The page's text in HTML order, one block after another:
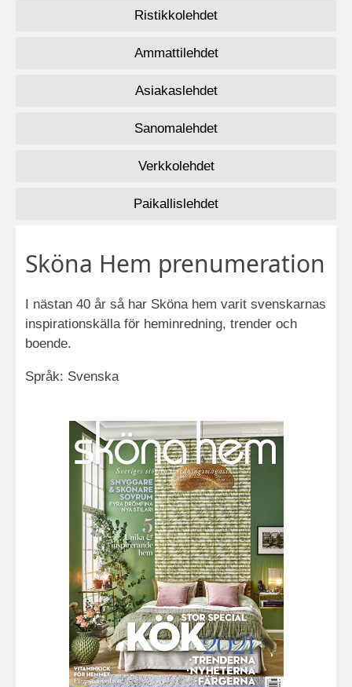
Ristikkolehdet
Ammattilehdet
Asiakaslehdet
Sanomalehdet
Verkkolehdet
Paikallislehdet
Sköna Hem prenumeration
I nästan 40 år så har Sköna hem varit svenskarnas
inspirationskälla för heminredning, trender och
boende.
Språk: Svenska